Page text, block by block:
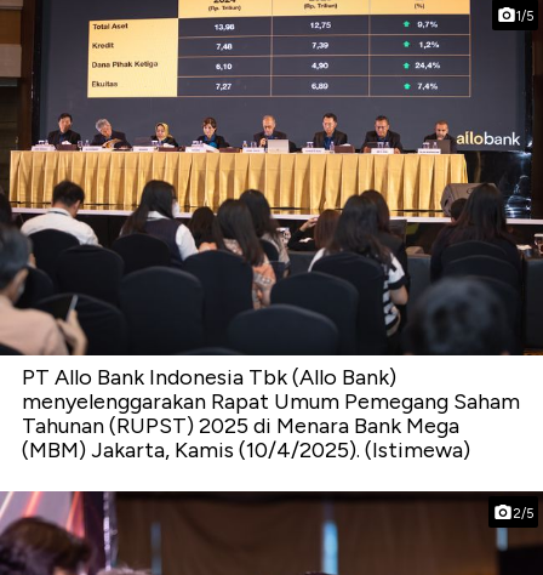
1/5
PT Allo Bank Indonesia Tbk (Allo Bank)
menyelenggarakan Rapat Umum Pemegang Saham
Tahunan (RUPST) 2025 di Menara Bank Mega
(MBM) Jakarta, Kamis (10/4/2025). (Istimewa)
2/5